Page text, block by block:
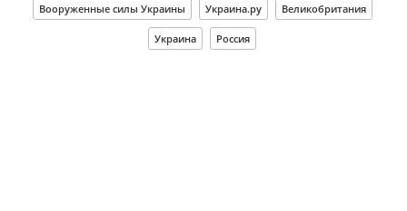
Вооруженные силы Украины Украина.ру Великобритания
Украина Россия